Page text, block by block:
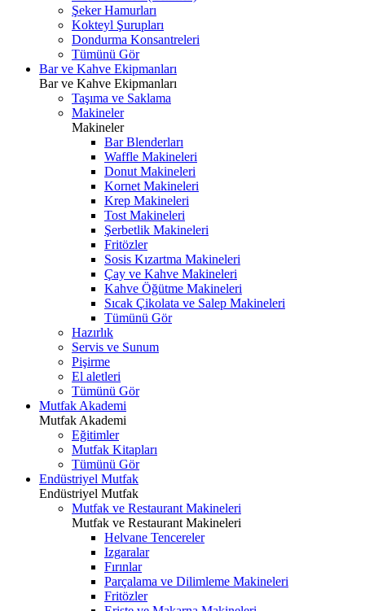
Şeker Hamurları
Kokteyl Şurupları
Dondurma Konsantreleri
Tümünü Gör
Bar ve Kahve Ekipmanları
Bar ve Kahve Ekipmanları
Taşıma ve Saklama
Makineler
Makineler
Bar Blenderları
Waffle Makineleri
Donut Makineleri
Kornet Makineleri
Krep Makineleri
Tost Makineleri
Şerbetlik Makineleri
Fritözler
Sosis Kızartma Makineleri
Çay ve Kahve Makineleri
Kahve Öğütme Makineleri
Sıcak Çikolata ve Salep Makineleri
Tümünü Gör
Hazırlık
Servis ve Sunum
Pişirme
El aletleri
Tümünü Gör
Mutfak Akademi
Mutfak Akademi
Eğitimler
Mutfak Kitapları
Tümünü Gör
Endüstriyel Mutfak
Endüstriyel Mutfak
Mutfak ve Restaurant Makineleri
Mutfak ve Restaurant Makineleri
Helvane Tencereler
Izgaralar
Fırınlar
Parçalama ve Dilimleme Makineleri
Fritözler